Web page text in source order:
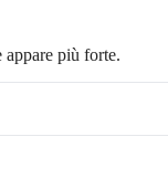
più forte.